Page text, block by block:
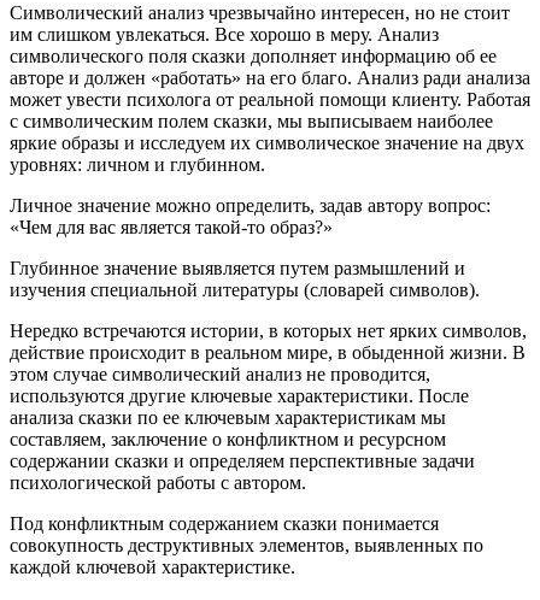
Символический анализ чрезвычайно интересен, но не стоит
им слишком увлекаться. Все хорошо в меру. Анализ
символического поля сказки дополняет информацию об ее
авторе и должен «работать» на его благо. Анализ ради анализа
может увести психолога от реальной помощи клиенту. Работая
с символическим полем сказки, мы выписываем наиболее
яркие образы и исследуем их символическое значение на двух
уровнях: личном и глубинном.
Личное значение можно определить, задав автору вопрос:
«Чем для вас является такой-то образ?»
Глубинное значение выявляется путем размышлений и
изучения специальной литературы (словарей символов).
Нередко встречаются истории, в которых нет ярких символов,
действие происходит в реальном мире, в обыденной жизни. В
этом случае символический анализ не проводится,
используются другие ключевые характеристики. После
анализа сказки по ее ключевым характеристикам мы
составляем, заключение о конфликтном и ресурсном
содержании сказки и определяем перспективные задачи
психологической работы с автором.
Под конфликтным содержанием сказки понимается
совокупность деструктивных элементов, выявленных по
каждой ключевой характеристике.